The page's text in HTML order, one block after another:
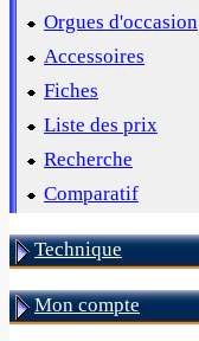
Orgues d'occasion
Accessoires
Fiches
Liste des prix
Recherche
Comparatif
Technique
Mon compte